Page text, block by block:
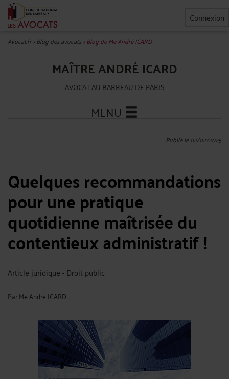
Connexion
Avocat.fr>Blog des avocats>Blog de Me André ICARD
MAÎTRE ANDRÉ ICARD
AVOCAT AU BARREAU DE PARIS
MENU
Publié le 02/02/2025
Quelques recommandations
pour une pratique
quotidienne maîtrisée du
contentieux administratif !
Article juridique - Droit public
ParMe André ICARD